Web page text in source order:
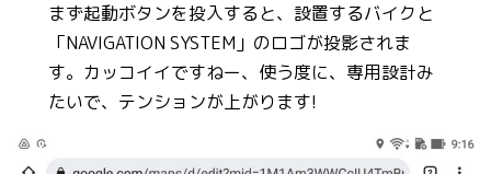
まず起動ボタンを投入すると、設置するバイクと
「NAVIGATION SYSTEM」のロゴが投影されま
す。カッコイイですねー、使う度に、専用設計み
たいで、テンションが上がります!